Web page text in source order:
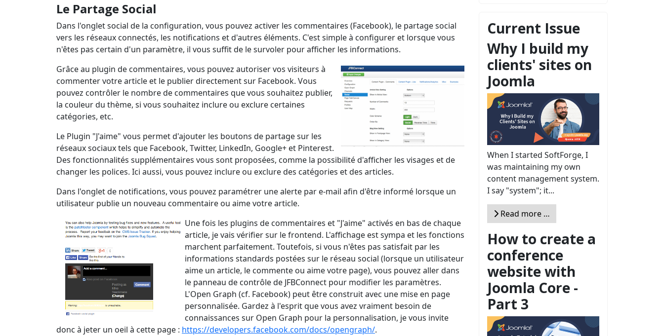
Le Partage Social
Dans l'onglet social de la configuration, vous pouvez activer les commentaires (Facebook), le partage social
vers les réseaux connectés, les notifications et d'autres éléments. C'est simple à configurer et lorsque vous
n'êtes pas certain d'un paramètre, il vous suffit de le survoler pour afficher les informations.
Grâce au plugin de commentaires, vous pouvez autoriser vos visiteurs à
commenter votre article et le publier directement sur Facebook. Vous
pouvez contrôler le nombre de commentaires que vous souhaitez publier,
la couleur du thème, si vous souhaitez inclure ou exclure certaines
catégories, etc.
Le Plugin "J'aime" vous permet d'ajouter les boutons de partage sur les
réseaux sociaux tels que Facebook, Twitter, LinkedIn, Google+ et Pinterest.
Des fonctionnalités supplémentaires vous sont proposées, comme la possibilité d'afficher les visages et de
changer les polices. Ici aussi, vous pouvez inclure ou exclure des catégories et des articles.
Dans l'onglet de notifications, vous pouvez paramétrer une alerte par e-mail afin d'être informé lorsque un
utilisateur publie un nouveau commentaire ou aime votre article.
Une fois les plugins de commentaires et "J'aime" activés en bas de chaque
article, je vais vérifier sur le frontend. L'affichage est sympa et les fonctions
marchent parfaitement. Toutefois, si vous n'êtes pas satisfait par les
informations standards postées sur le réseau social (lorsque un utilisateur
aime un article, le commente ou aime votre page), vous pouvez aller dans
le panneau de contrôle de JFBConnect pour modifier les paramètres.
L'Open Graph (cf. Facebook) peut être construit avec une mise en page
personnalisée. Gardez à l'esprit que vous avez vraiment besoin de
connaissances sur Open Graph pour la personnalisation, je vous invite
donc à jeter un oeil à cette page : https://developers.facebook.com/docs/opengraph/.
Current Issue
Why I build my
clients' sites on
Joomla
When I started SoftForge, I
was maintaining my own
content management system.
I say "system"; it...
Read more …
How to create a
conference
website with
Joomla Core -
Part 3